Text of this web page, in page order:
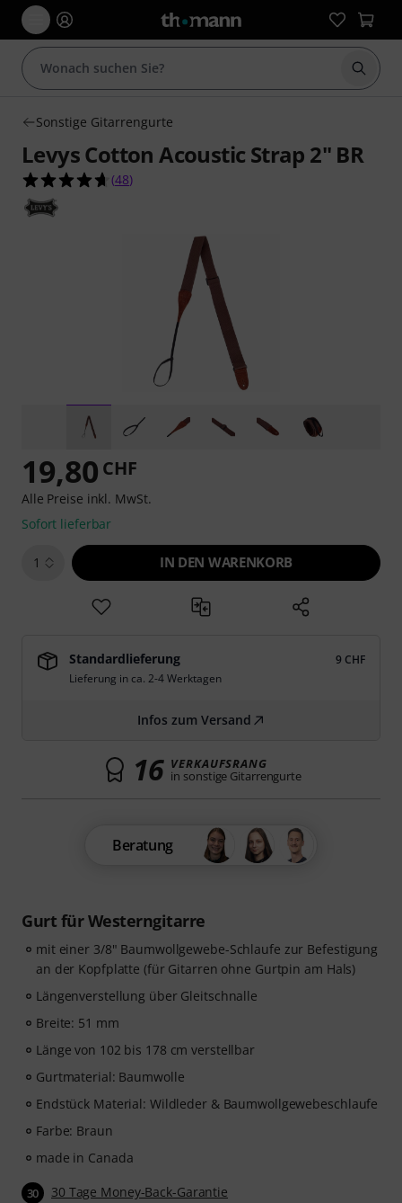
Suche
Sonstige Gitarrengurte
Levys Cotton Acoustic Strap 2" BR
4.7 von 5 Sternen aus 48 Kundenbewertungen
(48)
Gurt für Westerngitarre
mit einer 3/8" Baumwollgewebe-Schlaufe zur Befestigung
an der Kopfplatte (für Gitarren ohne Gurtpin am Hals)
Längenverstellung über Gleitschnalle
Breite: 51 mm
Länge von 102 bis 178 cm verstellbar
Gurtmaterial: Baumwolle
Endstück Material: Wildleder & Baumwollgewebeschlaufe
Farbe: Braun
made in Canada
30 30 Tage Money-Back-Garantie
19,80 CHF
Alle Preise inkl. MwSt.
Sofort lieferbar
1 IN DEN WARENKORB
Standardlieferung
9 CHF
Lieferung in ca. 2-4 Werktagen
Infos zum Versand
16 VERKAUFSRANG
in sonstige Gitarrengurte
Beratung